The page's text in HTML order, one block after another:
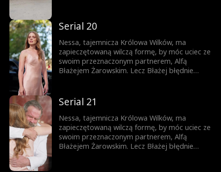
Dopiero gdy życie ich syna jest zagrożone,
pojawia się szansa, by Błażej zrozumiał
prawdę – lecz czy nie będzie już za późno?
Serial 20
Nessa, tajemnicza Królowa Wilków, ma
zapieczętowaną wilczą formę, by móc uciec ze
swoim przeznaczonym partnerem, Alfą
Błażejem Żarowskim. Lecz Błażej błędnie
Dopiero gdy życie ich syna jest zagrożone,
pojawia się szansa, by Błażej zrozumiał
prawdę – lecz czy nie będzie już za późno?
Serial 21
Nessa, tajemnicza Królowa Wilków, ma
zapieczętowaną wilczą formę, by móc uciec ze
swoim przeznaczonym partnerem, Alfą
Błażejem Żarowskim. Lecz Błażej błędnie